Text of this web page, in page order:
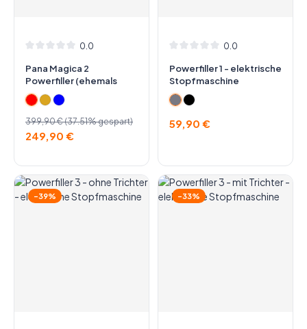
0.0
Pana Magica 2
Powerfiller (ehemals
Panamera 2) elektrische
Stopfmaschine
Verkaufspreis:
Regulärer Preis:
399,90 €(37.51% gespart)
249,90 €
0.0
Powerfiller 1 - elektrische
Stopfmaschine
Regulärer Preis:
59,90 €
-39% -33%